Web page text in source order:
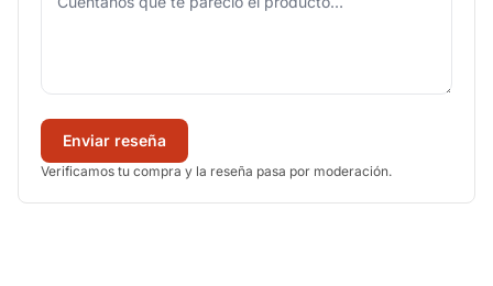
Enviar reseña
Verificamos tu compra y la reseña pasa por moderación.